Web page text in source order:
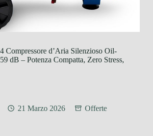
d’Aria Silenzioso Oil-
dB – Potenza Compatta, Zero Stress,
21 Marzo 2026 Offerte